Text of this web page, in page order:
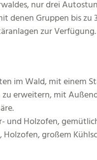
nur drei
denen Gruppen bis
zur Verfügung.
im Wald, mit einem
erweitern, mit
Holzofen,
großem